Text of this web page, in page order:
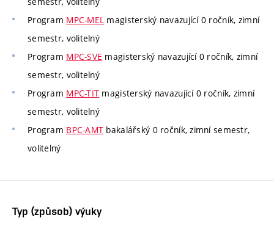
Program MPC-MEL magisterský navazující 0 ročník, zimní
semestr, volitelný
Program MPC-SVE magisterský navazující 0 ročník, zimní
semestr, volitelný
Program MPC-TIT magisterský navazující 0 ročník, zimní
semestr, volitelný
Program BPC-AMT bakalářský 0 ročník, zimní semestr,
volitelný
Typ (způsob) výuky